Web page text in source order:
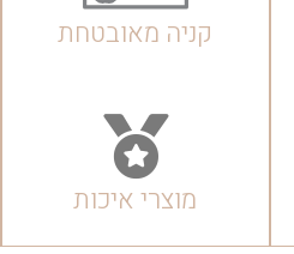
קניה מאובטחת
מוצרי איכות